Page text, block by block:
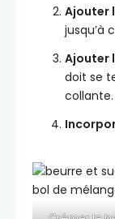
Ajouter
jusqu’à
Ajouter
doit se
collante.